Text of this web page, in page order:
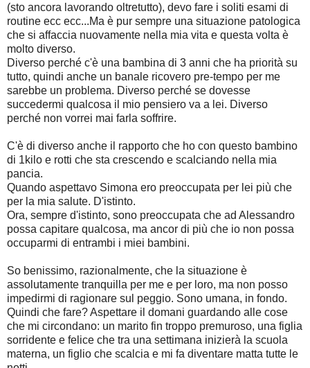
(sto ancora lavorando oltretutto), devo fare i soliti esami di
routine ecc ecc...Ma è pur sempre una situazione patologica
che si affaccia nuovamente nella mia vita e questa volta è
molto diverso.
Diverso perché c'è una bambina di 3 anni che ha priorità su
tutto, quindi anche un banale ricovero pre-tempo per me
sarebbe un problema. Diverso perché se dovesse
succedermi qualcosa il mio pensiero va a lei. Diverso
perché non vorrei mai farla soffrire.
C'è di diverso anche il rapporto che ho con questo bambino
di 1kilo e rotti che sta crescendo e scalciando nella mia
pancia.
Quando aspettavo Simona ero preoccupata per lei più che
per la mia salute. D'istinto.
Ora, sempre d'istinto, sono preoccupata che ad Alessandro
possa capitare qualcosa, ma ancor di più che io non possa
occuparmi di entrambi i miei bambini.
So benissimo, razionalmente, che la situazione è
assolutamente tranquilla per me e per loro, ma non posso
impedirmi di ragionare sul peggio. Sono umana, in fondo.
Quindi che fare? Aspettare il domani guardando alle cose
che mi circondano: un marito fin troppo premuroso, una figlia
sorridente e felice che tra una settimana inizierà la scuola
materna, un figlio che scalcia e mi fa diventare matta tutte le